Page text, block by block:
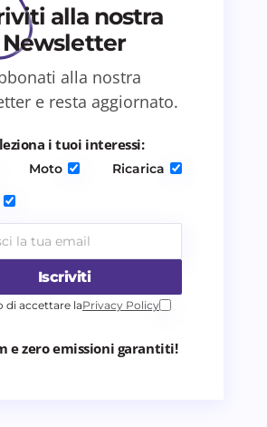
nome e email in questo browser
commento.
Invia commento
alla nostra
Newsletter
alla nostra
e resta aggiornato.
i tuoi interessi:
Moto
Ricarica
Iscriviti
di accettare laPrivacy Policy
e zero emissioni garantiti!